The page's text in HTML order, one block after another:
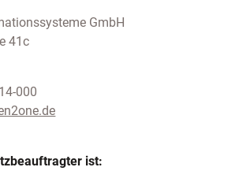
GmbH
41c
000
ist: